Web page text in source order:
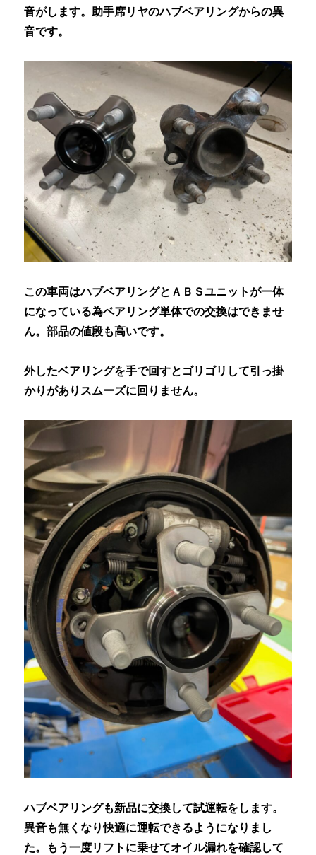
音がします。助手席リヤのハブベアリングからの異
音です。
この車両はハブベアリングとＡＢＳユニットが一体
になっている為ベアリング単体での交換はできませ
ん。部品の値段も高いです。
外したベアリングを手で回すとゴリゴリして引っ掛
かりがありスムーズに回りません。
ハブベアリングも新品に交換して試運転をします。
異音も無くなり快適に運転できるようになりまし
た。もう一度リフトに乗せてオイル漏れを確認して